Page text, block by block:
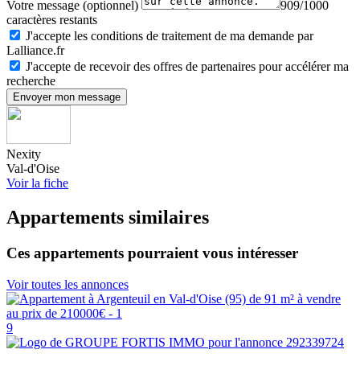
Votre message (optionnel)
909/1000
caractères restants
J'accepte les conditions de traitement de ma demande par
Lalliance.fr
J'accepte de recevoir des offres de partenaires pour accélérer ma
recherche
Envoyer mon message
Nexity
Val-d'Oise
Voir la fiche
Appartements similaires
Ces appartements pourraient vous intéresser
Voir toutes les annonces
9